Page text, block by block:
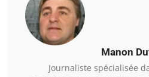
Manon
Journaliste spécialisée